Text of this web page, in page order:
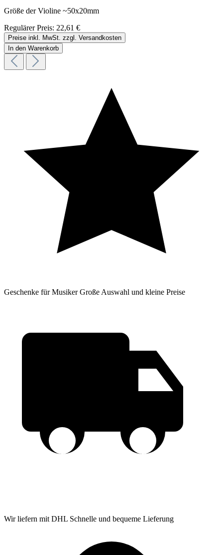
Größe der Violine ~50x20mm
Regulärer Preis: 22,61 €
Preise inkl. MwSt. zzgl. Versandkosten
In den Warenkorb
Geschenke für Musiker Große Auswahl und kleine Preise
Wir liefern mit DHL Schnelle und bequeme Lieferung